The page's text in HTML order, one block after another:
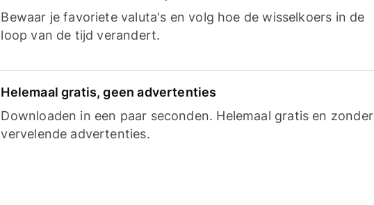
Bewaar je favoriete valuta's en volg hoe de wisselkoers in de
loop van de tijd verandert.
Helemaal gratis, geen advertenties
Downloaden in een paar seconden. Helemaal gratis en zonder
vervelende advertenties.